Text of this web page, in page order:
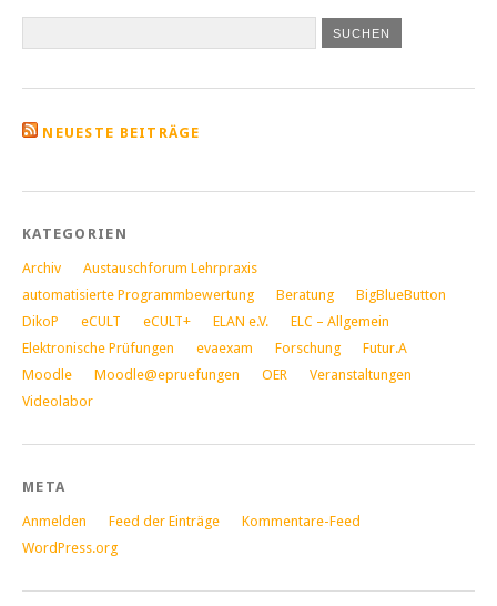
NEUESTE BEITRÄGE
KATEGORIEN
Archiv
Austauschforum Lehrpraxis
automatisierte Programmbewertung
Beratung
BigBlueButton
DikoP
eCULT eCULT+ ELAN e.V.
ELC – Allgemein
Elektronische Prüfungen
evaexam Forschung
Futur.A
Moodle
Moodle@epruefungen OER
Veranstaltungen
Videolabor
META
Anmelden Feed der Einträge
Kommentare-Feed
WordPress.org